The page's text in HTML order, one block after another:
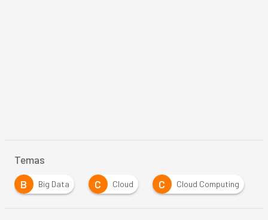
Temas
B
Big Data C Cloud C Cloud Computing